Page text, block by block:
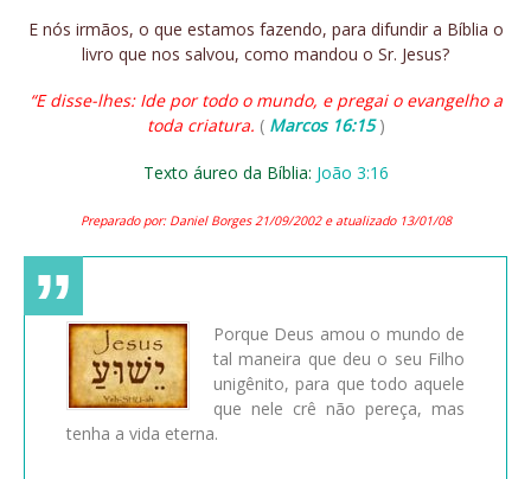
E nós irmãos, o que estamos fazendo, para difundir a Bíblia o
livro que nos salvou, como mandou o Sr. Jesus?
“E disse-lhes: Ide por todo o mundo, e pregai o evangelho a
toda criatura. ( Marcos 16:15)
Texto áureo da Bíblia: João 3:16
Preparado por: Daniel Borges 21/09/2002 e atualizado 13/01/08
Porque Deus amou o mundo de
tal maneira que deu o seu Filho
unigênito, para que todo aquele
que nele crê não pereça, mas
tenha a vida eterna.